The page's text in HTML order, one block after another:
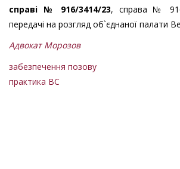
справі № 916/3414/23, справа №
передачі на розгляд об`єднаної палати
Адвокат Морозов
забезпечення позову
практика ВС